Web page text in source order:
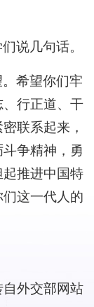
说几句话。
希望你们牢
行正道、干
联系起来，
争精神，勇
推进中国特
这一代人的
自外交部网站